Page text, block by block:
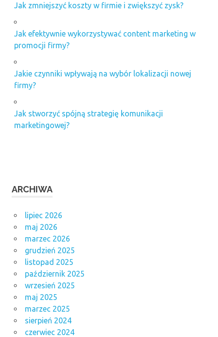
Jak zmniejszyć koszty w firmie i zwiększyć zysk?
Jak efektywnie wykorzystywać content marketing w
promocji firmy?
Jakie czynniki wpływają na wybór lokalizacji nowej
firmy?
Jak stworzyć spójną strategię komunikacji
marketingowej?
ARCHIWA
lipiec 2026
maj 2026
marzec 2026
grudzień 2025
listopad 2025
październik 2025
wrzesień 2025
maj 2025
marzec 2025
sierpień 2024
czerwiec 2024